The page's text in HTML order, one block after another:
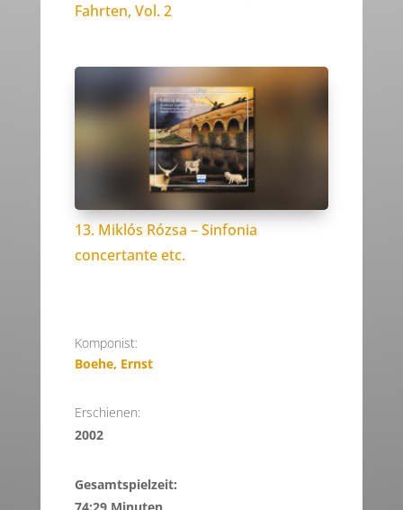
Fahrten, Vol. 2
13. Miklós Rózsa – Sinfonia
concertante etc.
Komponist:
Boehe, Ernst
Erschienen:
2002
Gesamtspielzeit: